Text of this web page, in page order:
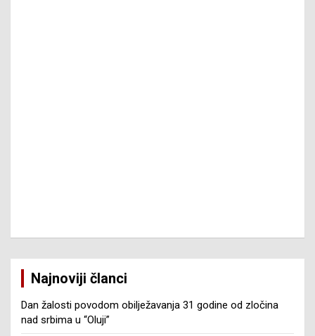
Najnoviji članci
Dan žalosti povodom obilježavanja 31 godine od zločina
nad srbima u “Oluji”